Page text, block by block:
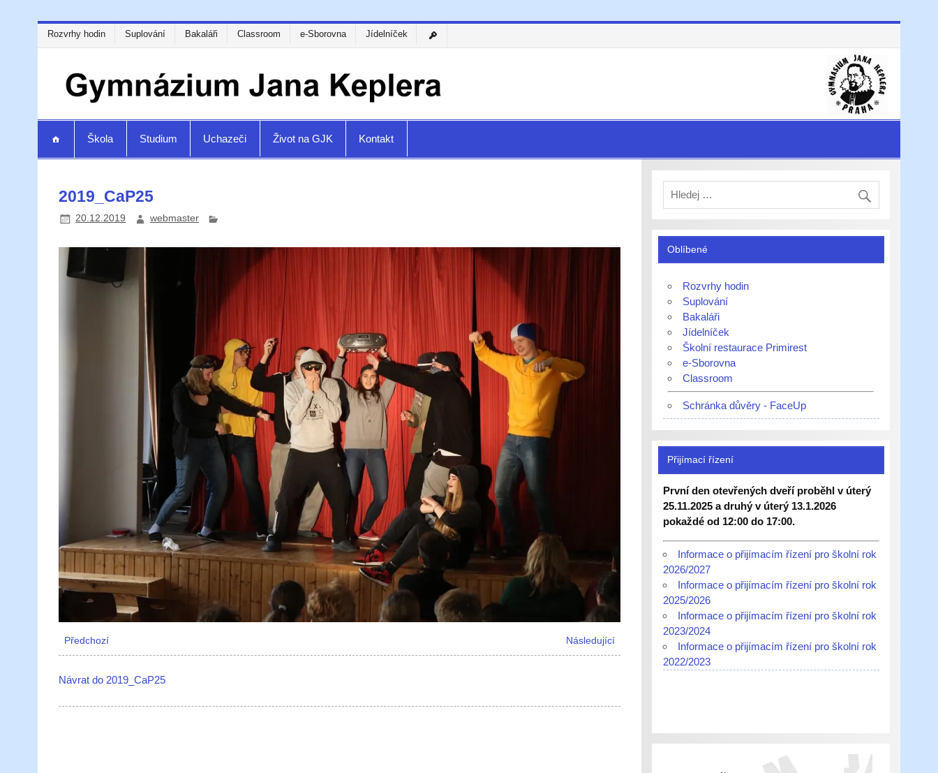
Rozvrhy hodin Suplování Bakaláři Classroom e-Sborovna Jídelníček
Škola Studium Uchazeči Život na GJK Kontakt
2019_CaP25
20.12.2019 webmaster
Předchozí Následující
Návrat do 2019_CaP25
Oblíbené
Rozvrhy hodin
Suplování
Bakaláři
Jídelníček
Školní restaurace Primirest
e-Sborovna
Classroom
Schránka důvěry - FaceUp
Přijímací řízení
První den otevřených dveří proběhl v úterý
25.11.2025 a druhý v úterý 13.1.2026
pokaždé od 12:00 do 17:00.
Informace o přijímacím řízení pro školní rok
2026/2027
Informace o přijímacím řízení pro školní rok
2025/2026
Informace o přijímacím řízení pro školní rok
2023/2024
Informace o přijímacím řízení pro školní rok
2022/2023